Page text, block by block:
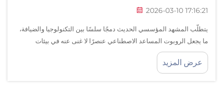
2026-03-10 17:16:21
يتطلّب المشهد المؤسسي الحديث دمجًا سلسًا بين التكنولوجيا والضيافة،
ما يجعل الروبوت المساعد الاصطناعي عنصرًا لا غنى عنه في بيئات
الاستقبال الراقية. ومع سعي الشركات إلى خلق انطباعات أولى لا تُنسى،
فإن الدور...
عرض المزيد